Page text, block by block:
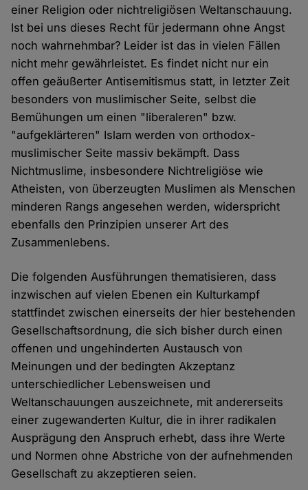
einer Religion oder nichtreligiösen Weltanschauung.
Ist bei uns dieses Recht für jedermann ohne Angst
noch wahrnehmbar? Leider ist das in vielen Fällen
nicht mehr gewährleistet. Es findet nicht nur ein
offen geäußerter Antisemitismus statt, in letzter Zeit
besonders von muslimischer Seite, selbst die
Bemühungen um einen "liberaleren" bzw.
"aufgeklärteren" Islam werden von orthodox-
muslimischer Seite massiv bekämpft. Dass
Nichtmuslime, insbesondere Nichtreligiöse wie
Atheisten, von überzeugten Muslimen als Menschen
minderen Rangs angesehen werden, widerspricht
ebenfalls den Prinzipien unserer Art des
Zusammenlebens.
Die folgenden Ausführungen thematisieren, dass
inzwischen auf vielen Ebenen ein Kulturkampf
stattfindet zwischen einerseits der hier bestehenden
Gesellschaftsordnung, die sich bisher durch einen
offenen und ungehinderten Austausch von
Meinungen und der bedingten Akzeptanz
unterschiedlicher Lebensweisen und
Weltanschauungen auszeichnete, mit andererseits
einer zugewanderten Kultur, die in ihrer radikalen
Ausprägung den Anspruch erhebt, dass ihre Werte
und Normen ohne Abstriche von der aufnehmenden
Gesellschaft zu akzeptieren seien.